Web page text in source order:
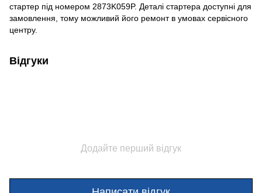
стартер під номером 2873K059P. Деталі стартера доступні для
замовлення, тому можливий його ремонт в умовах сервісного
центру.
Відгуки
Додайте перший відгук